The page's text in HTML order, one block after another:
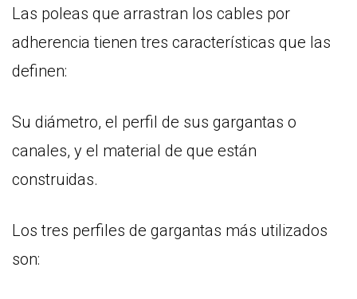
Las poleas que arrastran los cables por
adherencia tienen tres características que las
definen:
Su diámetro, el perfil de sus gargantas o
canales, y el material de que están
construidas.
Los tres perfiles de gargantas más utilizados
son: